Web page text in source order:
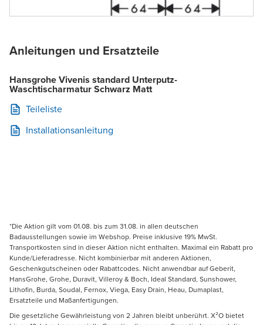
Anleitungen und Ersatzteile
Hansgrohe Vivenis standard Unterputz-
Waschtischarmatur Schwarz Matt
Teileliste
Installationsanleitung
*Die Aktion gilt vom 01.08. bis zum 31.08. in allen deutschen
Badausstellungen sowie im Webshop. Preise inklusive 19% MwSt.
Transportkosten sind in dieser Aktion nicht enthalten. Maximal ein Rabatt pro
Kunde/Lieferadresse. Nicht kombinierbar mit anderen Aktionen,
Geschenkgutscheinen oder Rabattcodes. Nicht anwendbar auf Geberit,
HansGrohe, Grohe, Duravit, Villeroy & Boch, Ideal Standard, Sunshower,
Lithofin, Burda, Soudal, Fernox, Viega, Easy Drain, Heau, Dumaplast,
Ersatzteile und Maßanfertigungen.
Die gesetzliche Gewährleistung von 2 Jahren bleibt unberührt. X²O bietet